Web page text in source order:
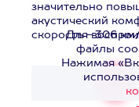
значительно
акустический
скорость - 306
Для
файлы
Нажимая